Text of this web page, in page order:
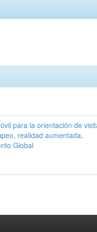
para la orientación de
realidad aumentada,
Global